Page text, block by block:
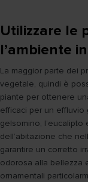
Utilizzare le
l’ambiente
La maggior parte dei
vegetale, quindi è
piante per ottenere
efficaci per un
gelsomino, l’eucalipto
dell’abitazione che
garantire un corretto
odorosa alla bellezza
ornamentali